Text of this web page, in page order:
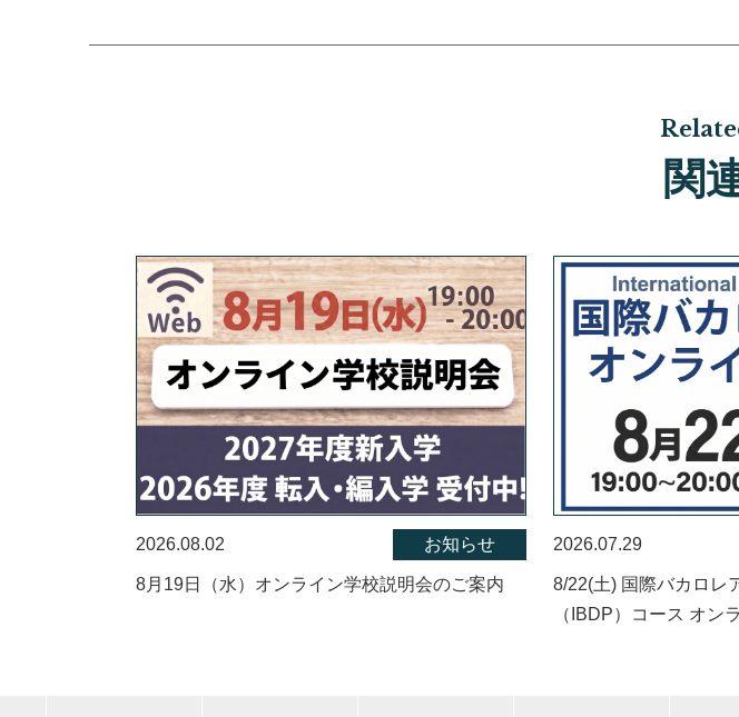
関
2026.08.02 お知らせ
8月19日（水）オンライン学校説明会のご案内
2026.07.29
8/22(土) 国際バカロレ
（IBDP）コース オン